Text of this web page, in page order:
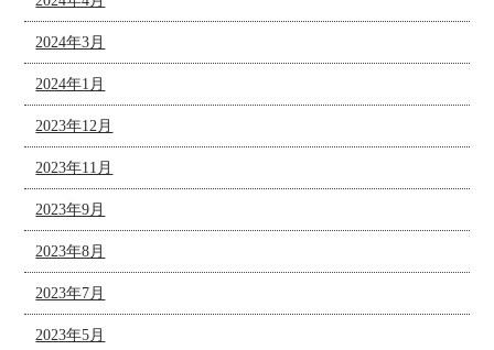
2024年3月
2024年1月
2023年12月
2023年11月
2023年9月
2023年8月
2023年7月
2023年5月